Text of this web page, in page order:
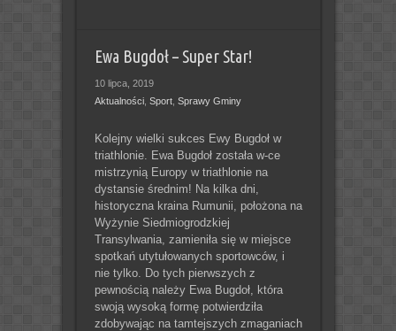
Ewa Bugdoł – Super Star!
10 lipca, 2019
Aktualności, Sport, Sprawy Gminy
Kolejny wielki sukces Ewy Bugdoł w
triathlonie. Ewa Bugdoł została w-ce
mistrzynią Europy w triathlonie na
dystansie średnim! Na kilka dni,
historyczna kraina Rumunii, położona na
Wyżynie Siedmiogrodzkiej
Transylwania, zamieniła się w miejsce
spotkań utytułowanych sportowców, i
nie tylko. Do tych pierwszych z
pewnością należy Ewa Bugdoł, która
swoją wysoką formę potwierdziła
zdobywając na tamtejszych zmaganiach